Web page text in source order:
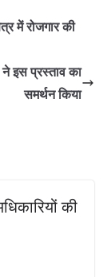
में रोजगार की
ने इस प्रस्ताव का
समर्थन किया
की